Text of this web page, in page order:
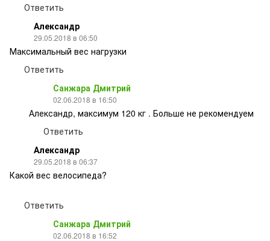
Ответить
Александр
29.05.2018 в 06:50
Максимальный вес нагрузки
Ответить
Санжара Дмитрий
02.06.2018 в 16:50
Александр, максимум 120 кг . Больше не рекомендуем
Ответить
Александр
29.05.2018 в 06:37
Какой вес велосипеда?
Ответить
Санжара Дмитрий
02.06.2018 в 16:52